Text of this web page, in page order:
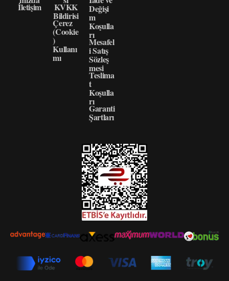
İletişim KVKK
Bildirisi
Çerez
(Cookie
)
Kullanı
mı
Değişi
m
Koşulla
rı
Mesafel
i Satış
Sözleş
mesi
Teslima
t
Koşulla
rı
Garanti
Şartları